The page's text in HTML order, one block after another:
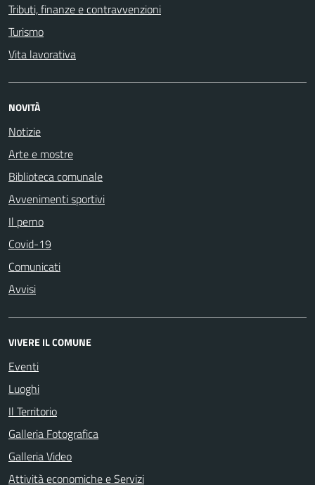
Tributi, finanze e contravvenzioni
Turismo
Vita lavorativa
NOVITÀ
Notizie
Arte e mostre
Biblioteca comunale
Avvenimenti sportivi
Il perno
Covid-19
Comunicati
Avvisi
VIVERE IL COMUNE
Eventi
Luoghi
Il Territorio
Galleria Fotografica
Galleria Video
Attività economiche e Servizi